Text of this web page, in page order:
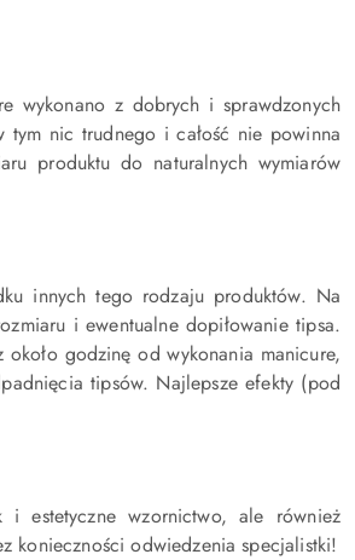
wykonano z dobrych i sprawdzonych
nic trudnego i całość nie powinna
produktu do naturalnych wymiarów
innych tego rodzaju produktów. Na
i ewentualne dopiłowanie tipsa.
godzinę od wykonania manicure,
tipsów. Najlepsze efekty (pod
i estetyczne wzornictwo, ale również
konieczności odwiedzenia specjalistki!